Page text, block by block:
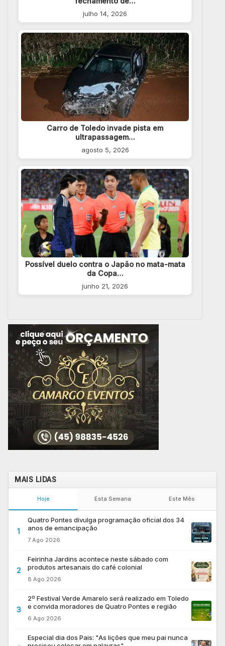
julho 14, 2026
Carro de Toledo invade pista em
ultrapassagem…
agosto 5, 2026
Possível duelo contra o Japão no mata-mata
da Copa…
junho 21, 2026
MAIS LIDAS
Hoje Esta Semana Este Mês
1
Quatro Pontes divulga programação oficial dos 34
anos de emancipação
7 Ago 2026
2
Feirinha Jardins acontece neste sábado com
produtos artesanais do café colonial
8 Ago 2026
3
2º Festival Verde Amarelo será realizado em Toledo
e convida moradores de Quatro Pontes e região
6 Ago 2026
Especial dia dos Pais: "As lições que meu pai nunca